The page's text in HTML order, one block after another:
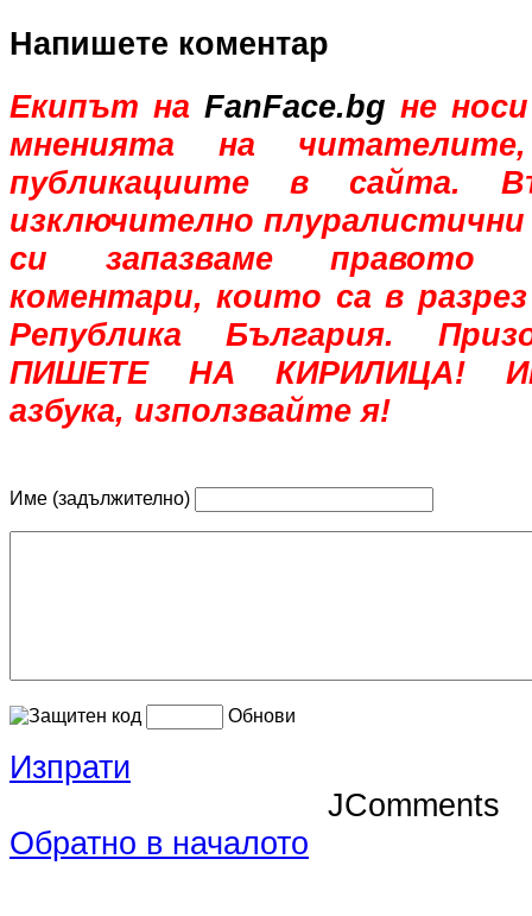
Напишете коментар
Екипът на FanFace.bg не
мненията на
публикациите в сайта.
изключително
си запазваме правото
коментари, които са в
Република България.
ПИШЕТЕ НА КИРИЛИЦА!
азбука, използвайте я!
Име (задължително)
Обнови
Изпрати
JComments
Обратно в началото